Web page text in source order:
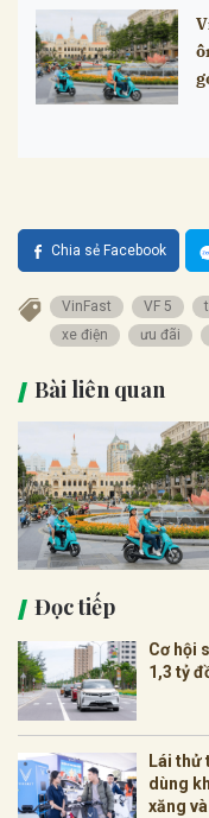
Chia sẻ Facebook
VinFast VF 5
xe điện
ưu đãi
Bài liên quan
Đọc tiếp
Cơ hội
1,3 tỷ
Lái thử
dùng
xăng